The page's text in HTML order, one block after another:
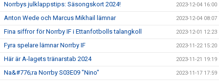
Norrbys julklappstips: Säsongskort 2024! 2023-12-04 16:00
Anton Wede och Marcus Mikhail lämnar 2023-12-04 08:07
Fina siffror för Norrby IF i Ettanfotbolls talangkoll 2023-12-01 12:23
Fyra spelare lämnar Norrby IF 2023-11-22 15:20
Här är A-lagets tränarstab 2024 2023-11-21 19:19
Na&#776;ra Norrby S03E09 "Nino" 2023-11-17 17:59